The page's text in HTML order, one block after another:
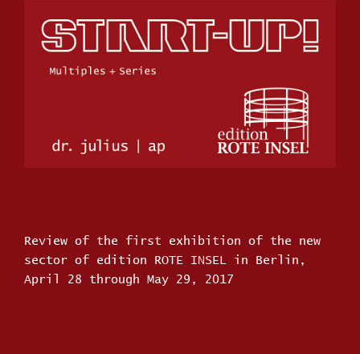
Review of the first exhibition of the new
sector of edition ROTE INSEL in Berlin,
April 28 through May 29, 2017